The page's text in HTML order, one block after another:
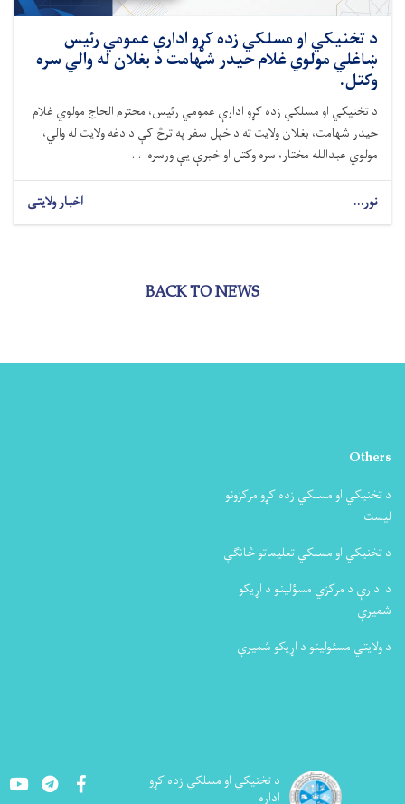
د تخنيکي او مسلکي زده کړو ادارې عمومي رئیس
ښاغلي مولوي غلام حیدر شهامت د بغلان له والي سره
وکتل.
د تخنیکي او مسلکي زده کړو ادارې عمومي رئیس، محترم الحاج مولوي غلام
حیدر شهامت، بغلان ولایت ته د خپل سفر په ترڅ کې د دغه ولایت له والي،
مولوي عبدالله مختار، سره وکتل او خبرې یې ورسره. . .
نور... اخبار ولایتی
BACK TO NEWS
Others
د تخنیکي او مسلکي زده کړو مرکزونو
لیست
د تخنیکي او مسلکي تعلیماتو څانګې
د ادارې د مرکزي مسؤلینو د اړیکو
شمیرې
د ولایتي مسئولینو د اړیکو شمیرې
د تخنيکي او مسلکي زده کړو
اداره
YoutubeLinkedIn